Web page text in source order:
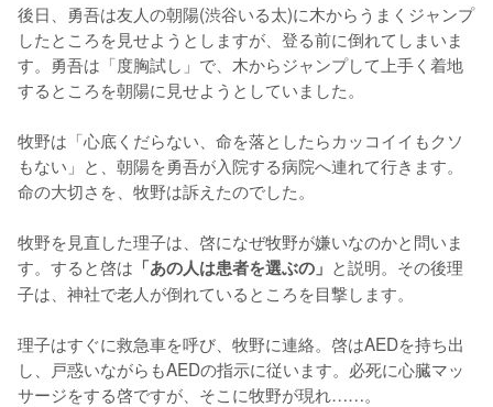
後日、勇吾は友人の朝陽(渋谷いる太)に木からうまくジャンプ
したところを見せようとしますが、登る前に倒れてしまいま
す。勇吾は「度胸試し」で、木からジャンプして上手く着地
するところを朝陽に見せようとしていました。
牧野は「心底くだらない、命を落としたらカッコイイもクソ
もない」と、朝陽を勇吾が入院する病院へ連れて行きます。
命の大切さを、牧野は訴えたのでした。
牧野を見直した理子は、啓になぜ牧野が嫌いなのかと問いま
す。すると啓は 「あの人は患者を選ぶの」 と説明。その後理
子は、神社で老人が倒れているところを目撃します。
理子はすぐに救急車を呼び、牧野に連絡。啓はAEDを持ち出
し、戸惑いながらもAEDの指示に従います。必死に心臓マッ
サージをする啓ですが、そこに牧野が現れ……。